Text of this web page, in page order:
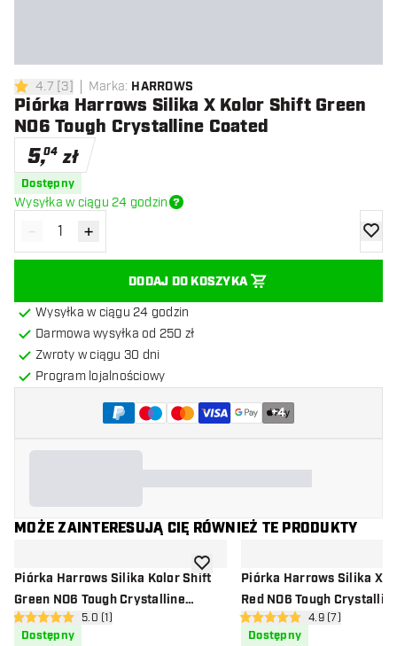
4.7 gwiazdki oceny
4.7 [3] Marka: HARROWS
Piórka Harrows Silika X Kolor Shift Green
NO6 Tough Crystalline Coated
5,04 zł
Dostępny
Wysyłka w ciągu 24 godzin
Zmniejsz ilość
- Zwiększ ilość
+
DODAJ DO KOSZYKA
Wysyłka w ciągu 24 godzin
Darmowa wysyłka od 250 zł
Zwroty w ciągu 30 dni
Program lojalnościowy
+4
MOŻE ZAINTERESUJĄ CIĘ RÓWNIEŻ TE PRODUKTY
Piórka Harrows Silika Kolor Shift
Green NO6 Tough Crystalline
Coated otwórz panel recenzji
5 gwiazdki oceny
5.0 (1)
Dostępny
dodaj do listy życzeń
Piórka Harrows Silika X
Red NO6 Tough
otwórz panel
4.9 gwiazdki oceny
4.9 (7)
Dostępny